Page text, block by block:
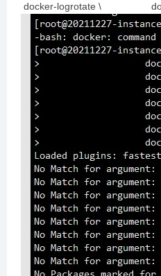
docker-logrotate \